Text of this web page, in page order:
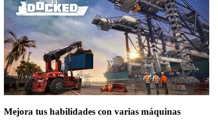
Mejora tus habilidades con varias máquinas